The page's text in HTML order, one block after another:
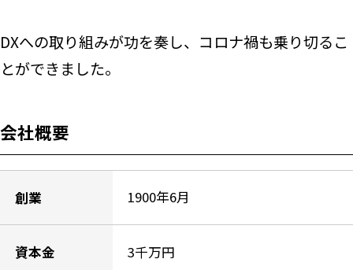
DXへの取り組みが功を奏し、コロナ禍も乗り切るこ
とができました。
会社概要
創業 1900年6月
資本金 3千万円